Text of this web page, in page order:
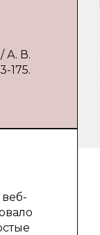
А. В.
175.